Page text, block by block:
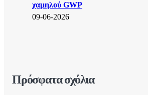
χαμηλού GWP
09-06-2026
Πρόσφατα σχόλια